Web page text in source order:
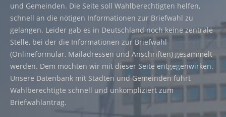
und Gemeinden. Die Seite soll Wahlberechtigten helfen,
schnell an die nötigen Informationen zur Briefwahl zu
gelangen. Leider gab es in Deutschland noch keine zentrale
Stelle, bei der die Informationen zur Briefwahl
(Onlineformular, Mailadressen und Anschriften) gesammelt
werden. Dem möchten wir mit dieser Seite entgegenwirken.
Unsere Datenbank mit Städten und Gemeinden führt
Wahlberechtigte schnell und unkompliziert zum
Briefwahlantrag.